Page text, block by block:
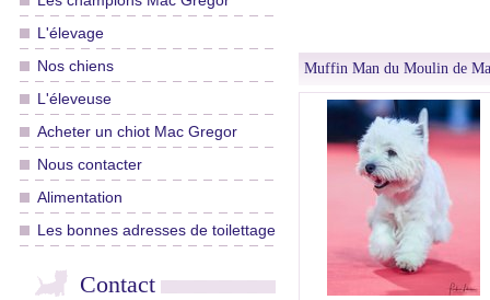
L'élevage
Nos chiens
L'éleveuse
Acheter un chiot Mac Gregor
Nous contacter
Alimentation
Les bonnes adresses de toilettage
Contact
Muffin Man du Moulin de